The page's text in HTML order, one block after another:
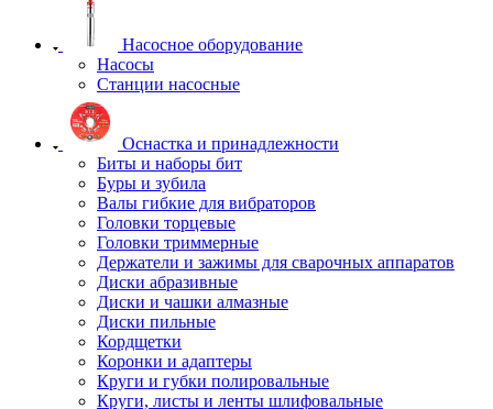
Насосное оборудование
Насосы
Станции насосные
Оснастка и принадлежности
Биты и наборы бит
Буры и зубила
Валы гибкие для вибраторов
Головки торцевые
Головки триммерные
Держатели и зажимы для сварочных аппаратов
Диски абразивные
Диски и чашки алмазные
Диски пильные
Кордщетки
Коронки и адаптеры
Круги и губки полировальные
Круги, листы и ленты шлифовальные